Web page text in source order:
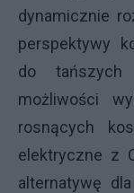
dynamicznie
perspektywy
do tańszych
możliwości
rosnących
elektryczne z
alternatywę